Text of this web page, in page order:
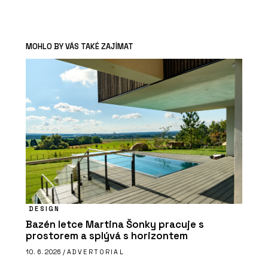
MOHLO BY VÁS TAKÉ ZAJÍMAT
DESIGN
Bazén letce Martina Šonky pracuje s
prostorem a splývá s horizontem
10. 6. 2026 / ADVERTORIAL